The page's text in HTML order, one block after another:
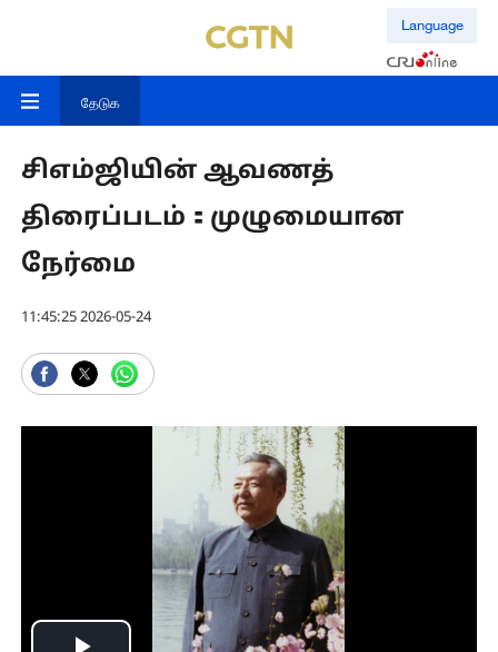
Language
தேடுக
சிஎம்ஜியின் ஆவணத்
திரைப்படம்：முழுமையான
நேர்மை
11:45:25 2026-05-24